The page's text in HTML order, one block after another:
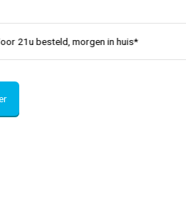
21u besteld, morgen in huis*